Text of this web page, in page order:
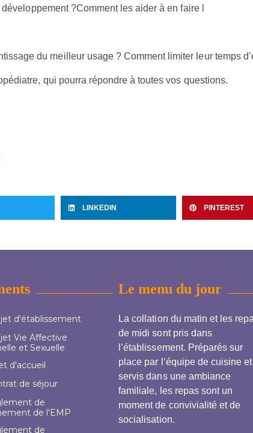
?Comment les aider à en faire l
du meilleur usage ? Comment limiter leur temps
qui pourra répondre à toutes vos questions.
LINKEDIN PINTEREST
d'établissement
Vie Affective
et Sexuelle
d'accueil
de séjour
de
de l'EMP
de
Le menu du jour
La collation du matin et les
de midi sont pris dans
l’établissement. Préparés sur
place par l’équipe de cuisine et
servis dans une ambiance
familiale, les repas sont un
moment de convivialité et de
socialisation.